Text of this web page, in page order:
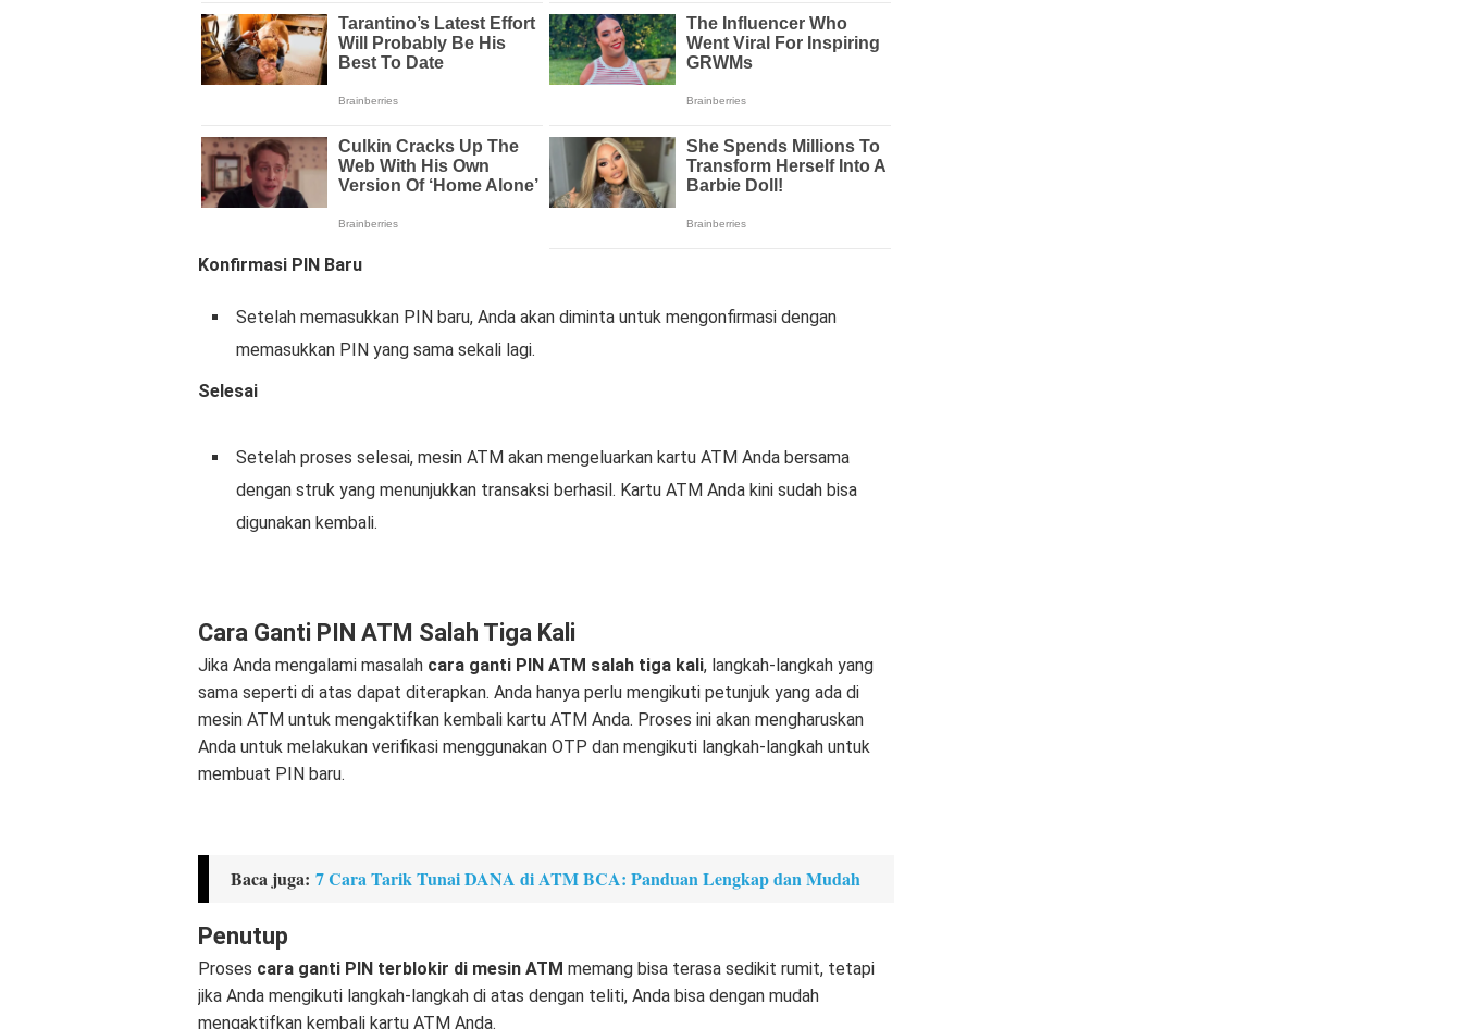
Konfirmasi PIN Baru
Setelah memasukkan PIN baru, Anda akan diminta untuk mengonfirmasi dengan
memasukkan PIN yang sama sekali lagi.
Selesai
Setelah proses selesai, mesin ATM akan mengeluarkan kartu ATM Anda bersama
dengan struk yang menunjukkan transaksi berhasil. Kartu ATM Anda kini sudah bisa
digunakan kembali.
Cara Ganti PIN ATM Salah Tiga Kali
Jika Anda mengalami masalah cara ganti PIN ATM salah tiga kali, langkah-langkah yang
sama seperti di atas dapat diterapkan. Anda hanya perlu mengikuti petunjuk yang ada di
mesin ATM untuk mengaktifkan kembali kartu ATM Anda. Proses ini akan mengharuskan
Anda untuk melakukan verifikasi menggunakan OTP dan mengikuti langkah-langkah untuk
membuat PIN baru.
Baca juga: 7 Cara Tarik Tunai DANA di ATM BCA: Panduan Lengkap dan Mudah
Penutup
Proses cara ganti PIN terblokir di mesin ATM memang bisa terasa sedikit rumit, tetapi
jika Anda mengikuti langkah-langkah di atas dengan teliti, Anda bisa dengan mudah
mengaktifkan kembali kartu ATM Anda.